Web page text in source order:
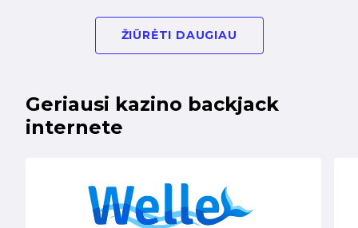
ŽIŪRĖTI DAUGIAU
Geriausi kazino backjack
internete